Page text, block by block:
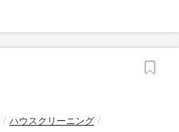
ハウスクリーニング